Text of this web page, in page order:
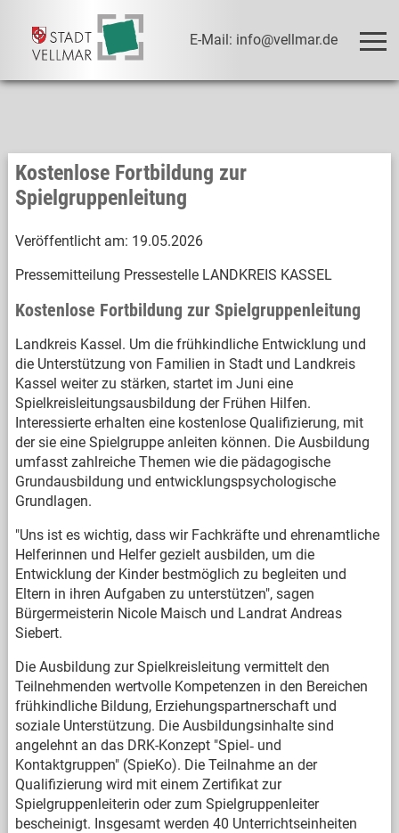
E-Mail: info@vellmar.de
Kostenlose Fortbildung zur
Spielgruppenleitung
Veröffentlicht am: 19.05.2026
Pressemitteilung Pressestelle LANDKREIS KASSEL
Kostenlose Fortbildung zur Spielgruppenleitung
Landkreis Kassel. Um die frühkindliche Entwicklung und
die Unterstützung von Familien in Stadt und Landkreis
Kassel weiter zu stärken, startet im Juni eine
Spielkreisleitungsausbildung der Frühen Hilfen.
Interessierte erhalten eine kostenlose Qualifizierung, mit
der sie eine Spielgruppe anleiten können. Die Ausbildung
umfasst zahlreiche Themen wie die pädagogische
Grundausbildung und entwicklungspsychologische
Grundlagen.
"Uns ist es wichtig, dass wir Fachkräfte und ehrenamtliche
Helferinnen und Helfer gezielt ausbilden, um die
Entwicklung der Kinder bestmöglich zu begleiten und
Eltern in ihren Aufgaben zu unterstützen", sagen
Bürgermeisterin Nicole Maisch und Landrat Andreas
Siebert.
Die Ausbildung zur Spielkreisleitung vermittelt den
Teilnehmenden wertvolle Kompetenzen in den Bereichen
frühkindliche Bildung, Erziehungspartnerschaft und
soziale Unterstützung. Die Ausbildungsinhalte sind
angelehnt an das DRK-Konzept "Spiel‐ und
Kontaktgruppen" (SpieKo). Die Teilnahme an der
Qualifizierung wird mit einem Zertifikat zur
Spielgruppenleiterin oder zum Spielgruppenleiter
bescheinigt. Insgesamt werden 40 Unterrichtseinheiten